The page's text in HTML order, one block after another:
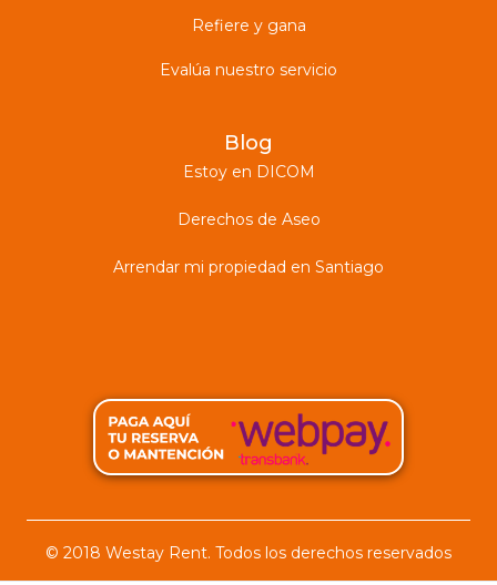
Refiere y gana
Evalúa nuestro servicio
Blog
Estoy en DICOM
Derechos de Aseo
Arrendar mi propiedad en Santiago
© 2018 Westay Rent. Todos los derechos reservados